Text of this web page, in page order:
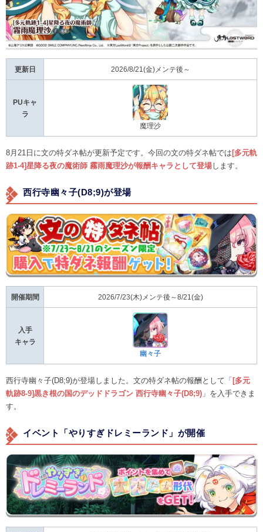
更新日 2026/8/21(金)メンテ後～
PUキャ
ラ
魔理沙
8月21日に文の特ダネ帖が更新予定です。今回の文の特ダネ帖では [多元軌
跡1-4]星降る夜の魔術師 霧雨魔理沙が報酬キャラとして登場します。
西行寺幽々子(D8;9)が登場
開催期間 2026/7/23(木)メンテ後～8/21(金)
入手
キャラ
幽々子
西行寺幽々子(D8;9)が登場しました。文の特ダネ帖の報酬として「 [多元
軌跡8-9]黒き根の国のデッドドラゴン 西行寺幽々子(D8;9) 」を入手できま
す。
イベント「やりすぎドレミーランド」が開催